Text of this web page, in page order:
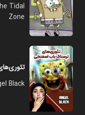
Tidal
Zone
Black